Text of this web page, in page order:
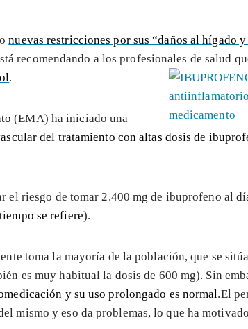
nuevas restricciones por sus “daños al hígado y
recomendando a los profesionales de salud
.
(EMA) ha iniciado una
del tratamiento con altas dosis de
el riesgo de tomar 2.400 mg de ibuprofeno al
se refiere).
toma la mayoría de la población, que se
es muy habitual la dosis de 600 mg). Sin
y su uso prolongado es normal.El
mismo y eso da problemas, lo que ha